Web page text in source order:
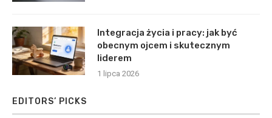
Integracja życia i pracy: jak być
obecnym ojcem i skutecznym
liderem
1 lipca 2026
EDITORS’ PICKS